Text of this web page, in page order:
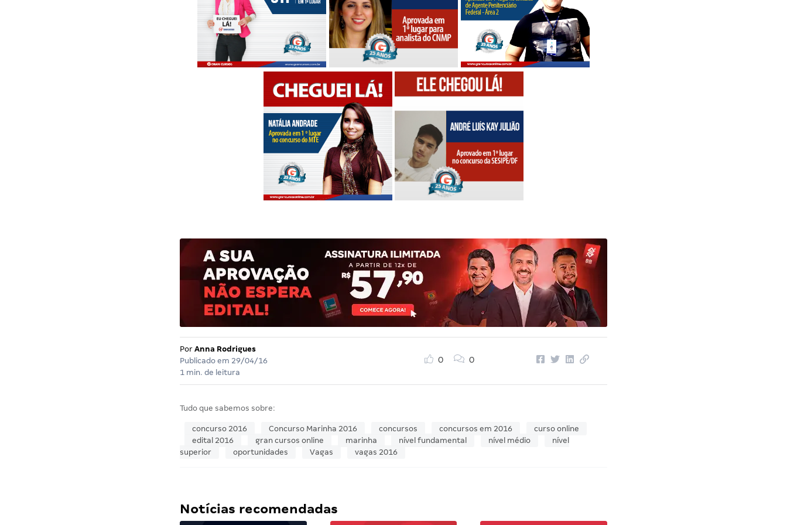
Por Anna Rodrigues
Publicado em 29/04/16
1 min. de leitura
0 0
Tudo que sabemos sobre:
concurso 2016 Concurso Marinha 2016 concursos concursos em 2016
curso online
edital 2016
gran cursos online marinha nível fundamental nível médio
nível
superior
oportunidades Vagas vagas 2016
Notícias recomendadas